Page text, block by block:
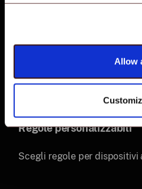
Allow
Gruppi di policy
Regole personalizzabili
Scegli regole per dispositivi